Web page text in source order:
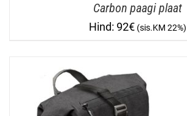
Carbon paagi plaat
92€